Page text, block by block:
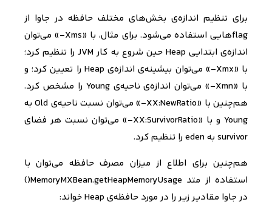
برای تنظیم اندازه‌ی بخش‌های مختلف حافظه در جاوا از
flagهایی استفاده می‌شود. برای مثال، با «Xms-» می‌توان
اندازه‌ی ابتدایی Heap حین شروع به کار JVMرا تنظیم کرد؛
با «Xmx-» می‌توان بیشینه‌ی اندازه‌ی Heap را تعیین کرد؛ و
با «Xmn-» می‌توان اندازه‌ی ناحیه‌یYoung را مشخص کرد.
هم‌چنین با «XX:NewRatio-» می‌توان نسبت ناحیه‌ی Oldبه
Young و با «XX:SurvivorRatio-» می‌توان نسبت هر فضای
survivor به eden را تنظیم کرد.
هم‌چنین برای اطلاع از میزان مصرف حافظه می‌توان با
استفاده از متد MemoryMXBean.getHeapMemoryUsage
()
در جاوا مقادیر زیر را در مورد حافظه‌ی Heapخواند: